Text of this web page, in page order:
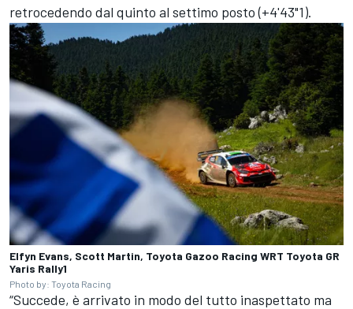
retrocedendo dal quinto al settimo posto (+4'43"1).
Elfyn Evans, Scott Martin, Toyota Gazoo Racing WRT Toyota GR
Yaris Rally1
Photo by: Toyota Racing
“Succede, è arrivato in modo del tutto inaspettato ma